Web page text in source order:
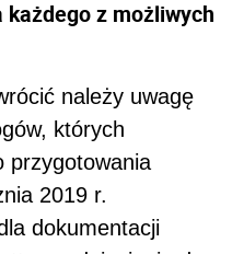
z możliwych
należy uwagę
których
przygotowania
2019 r.
dokumentacji